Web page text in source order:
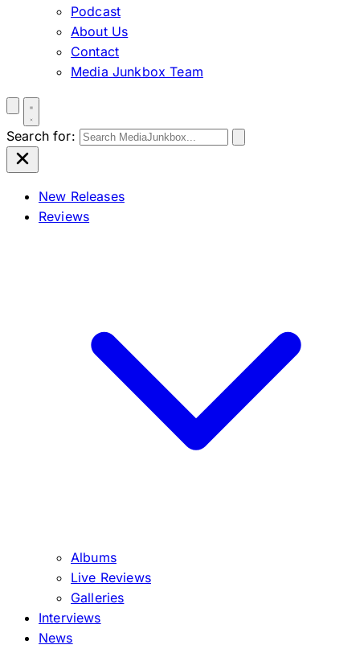
Podcast
About Us
Contact
Media Junkbox Team
Search for:
New Releases
Reviews
Albums
Live Reviews
Galleries
Interviews
News